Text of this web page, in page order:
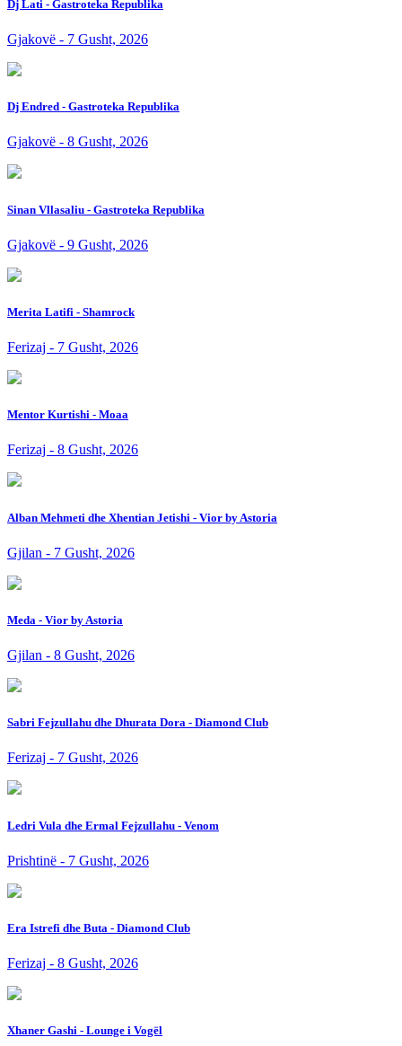
Dj Lati - Gastroteka Republika
Gjakovë - 7 Gusht, 2026
Dj Endred - Gastroteka Republika
Gjakovë - 8 Gusht, 2026
Sinan Vllasaliu - Gastroteka Republika
Gjakovë - 9 Gusht, 2026
Merita Latifi - Shamrock
Ferizaj - 7 Gusht, 2026
Mentor Kurtishi - Moaa
Ferizaj - 8 Gusht, 2026
Alban Mehmeti dhe Xhentian Jetishi - Vior by Astoria
Gjilan - 7 Gusht, 2026
Meda - Vior by Astoria
Gjilan - 8 Gusht, 2026
Sabri Fejzullahu dhe Dhurata Dora - Diamond Club
Ferizaj - 7 Gusht, 2026
Ledri Vula dhe Ermal Fejzullahu - Venom
Prishtinë - 7 Gusht, 2026
Era Istrefi dhe Buta - Diamond Club
Ferizaj - 8 Gusht, 2026
Xhaner Gashi - Lounge i Vogël